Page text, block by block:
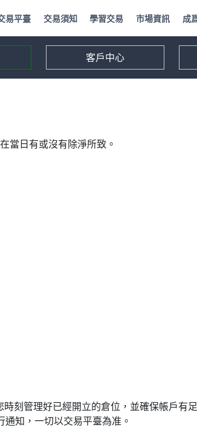
易平臺 交易須知 學習交易 市場資訊 成
客戶中心
當日有或沒有除淨所致。
管理好已經開立的倉位，並確保帳戶有
知，一切以交易平臺為准。